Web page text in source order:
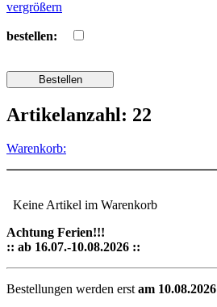
vergrößern
bestellen:
Artikelanzahl: 22
Warenkorb:
Keine Artikel im Warenkorb
Achtung Ferien!!!
:: ab 16.07.-10.08.2026 ::
Bestellungen werden erstam 10.08.2026